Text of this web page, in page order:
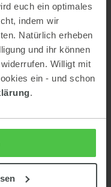
euch ein optimales
indem wir
Natürlich erheben
und ihr können
Willigt mit
ein - und schon
.
from 8 am until 8 pm